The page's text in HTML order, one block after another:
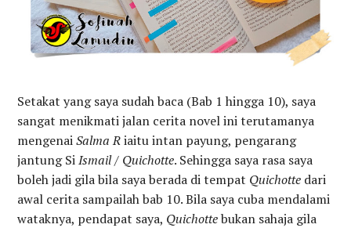
Setakat yang saya sudah baca (Bab 1 hingga 10), saya
sangat menikmati jalan cerita novel ini terutamanya
mengenaiSalma Riaitu intan payung, pengarang
jantung SiIsmail / Quichotte. Sehingga saya rasa saya
boleh jadi gila bila saya berada di tempat Quichotte dari
awal cerita sampailah bab 10. Bila saya cuba mendalami
wataknya, pendapat saya, Quichottebukan sahaja gila